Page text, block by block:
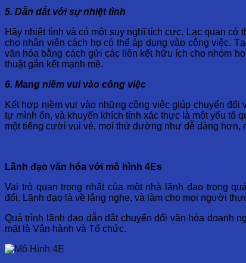
5. Dẫn dắt với sự nhiệt tình
Hãy nhiệt tình và có một suy nghĩ tích cực. Lạc quan
cho nhân viên cách họ có thể áp dụng vào công việc.
văn hóa bằng cách gửi các liên kết hữu ích cho nhóm
thuật gắn kết mạnh mẽ.
6. Mang niềm vui vào công việc
Kết hợp niềm vui vào những công việc giúp chuyển
tự mình ổn, và khuyến khích tính xác thực là một yếu tố
một tiếng cười vui vẻ, mọi thứ dường như dễ dàng hơn,
Lãnh đạo văn hóa với mô hình 4Es
Vai trò quan trọng nhất của một nhà lãnh đạo trong
đổi. Lãnh đạo là về lắng nghe, và làm cho mọi người
Quá trình lãnh đạo dẫn dắt chuyển đổi văn hóa doanh
mặt là Vận hành và Tổ chức.